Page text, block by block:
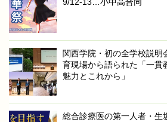
関西学院・初の全学校説
育現場から語られた「一貫
魅力とこれから」
総合診療医の第一人者・生